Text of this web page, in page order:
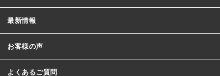
最新情報
お客様の声
よくあるご質問